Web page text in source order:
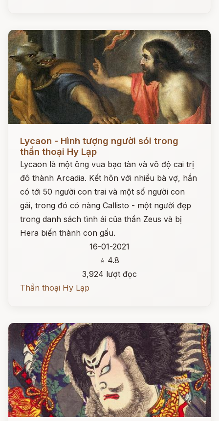
Lycaon - Hình tượng người sói trong
thần thoại Hy Lạp
Lycaon là một ông vua bạo tàn và vô độ cai trị
đô thành Arcadia. Kết hôn với nhiều bà vợ, hắn
có tới 50 người con trai và một số người con
gái, trong đó có nàng Callisto - một người đẹp
trong danh sách tình ái của thần Zeus và bị
Hera biến thành con gấu.
16-01-2021
⭐ 4.8
3,924 lượt đọc
Thần thoại Hy Lạp